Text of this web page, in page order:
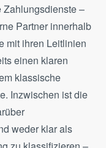
Zahlungsdienste –
Partner innerhalb
mit ihren Leitlinien
einen klaren
klassische
Inzwischen ist die
weder klar als